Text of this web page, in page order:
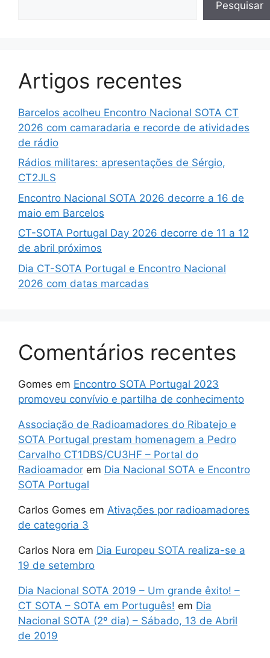
Pesquisar
Artigos recentes
Barcelos acolheu Encontro Nacional SOTA CT
2026 com camaradaria e recorde de atividades
de rádio
Rádios militares: apresentações de Sérgio,
CT2JLS
Encontro Nacional SOTA 2026 decorre a 16 de
maio em Barcelos
CT-SOTA Portugal Day 2026 decorre de 11 a 12
de abril próximos
Dia CT-SOTA Portugal e Encontro Nacional
2026 com datas marcadas
Comentários recentes
Gomes em Encontro SOTA Portugal 2023
promoveu convívio e partilha de conhecimento
Associação de Radioamadores do Ribatejo e
SOTA Portugal prestam homenagem a Pedro
Carvalho CT1DBS/CU3HF – Portal do
Radioamador em Dia Nacional SOTA e Encontro
SOTA Portugal
Carlos Gomes em Ativações por radioamadores
de categoria 3
Carlos Nora em Dia Europeu SOTA realiza-se a
19 de setembro
Dia Nacional SOTA 2019 – Um grande êxito! –
CT SOTA – SOTA em Português! em Dia
Nacional SOTA (2º dia) – Sábado, 13 de Abril
de 2019